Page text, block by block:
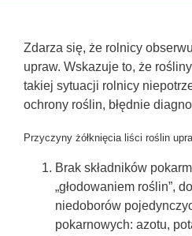
Zdarza się, że rolnicy
upraw. Wskazuje to, że
takiej sytuacji rolnicy
ochrony roślin, błędnie
Przyczyny żółknięcia liści roślin
Brak składników
„głodowaniem roślin”,
niedoborów
pokarnowych: azotu,